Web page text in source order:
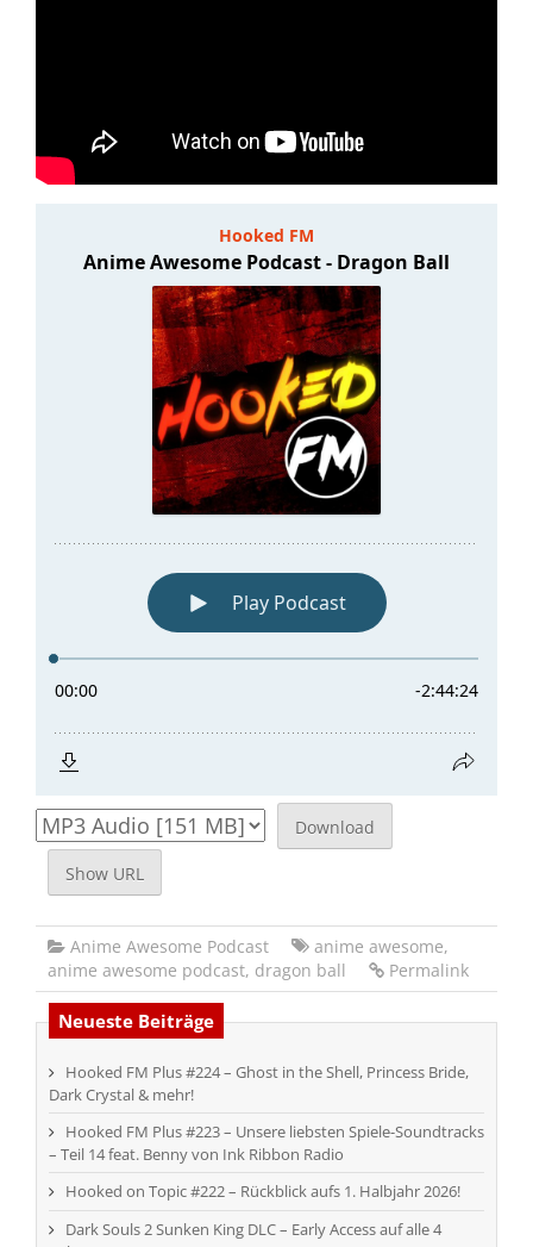
Download
Show URL
Anime Awesome Podcast anime awesome,
anime awesome podcast, dragon ball Permalink
Neueste Beiträge
Hooked FM Plus #224 – Ghost in the Shell, Princess Bride,
Dark Crystal & mehr!
Hooked FM Plus #223 – Unsere liebsten Spiele-Soundtracks
– Teil 14 feat. Benny von Ink Ribbon Radio
Hooked on Topic #222 – Rückblick aufs 1. Halbjahr 2026!
Dark Souls 2 Sunken King DLC – Early Access auf alle 4